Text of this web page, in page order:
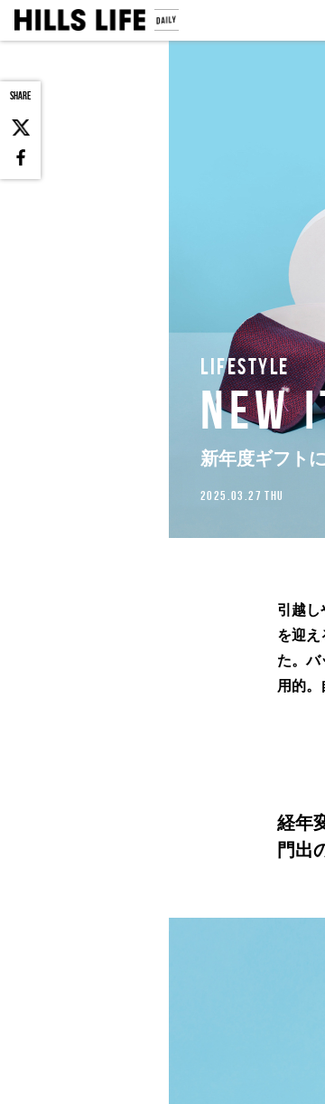
SHARE
LIFESTYLE
NEW
新年度ギフト
2025.03.27 THU
引越し
を迎え
た。バ
用的。
経年
門出